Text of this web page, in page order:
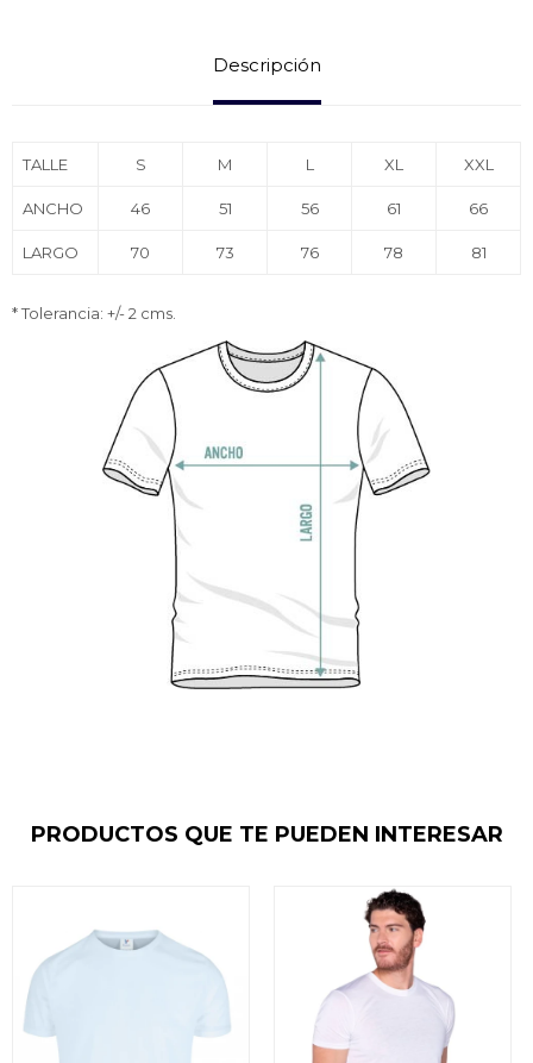
Descripción
TALLE S M L XL XXL
ANCHO 46 51 56 61 66
LARGO 70 73 76 78 81
* Tolerancia: +/- 2 cms.
PRODUCTOS QUE TE PUEDEN INTERESAR